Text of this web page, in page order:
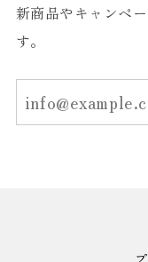
新商品やキャンペ
す。